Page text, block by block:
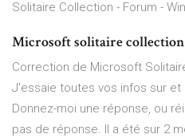
Solitaire Collection - Forum -
Microsoft solitaire collection
Correction de Microsoft
J'essaie toutes vos infos sur et
Donnez-moi une réponse, ou
pas de réponse. Il a été sur 2